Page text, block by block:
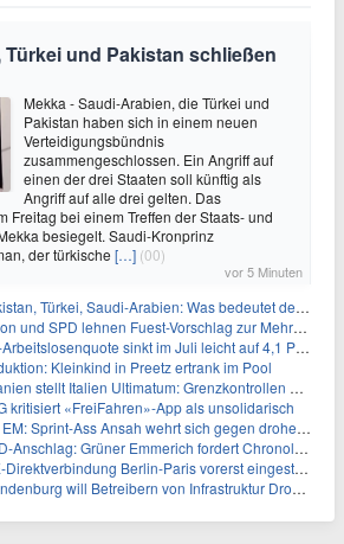
und Pakistan schließen
Mekka - Saudi-Arabien, die Türkei und
Pakistan haben sich in einem neuen
Verteidigungsbündnis
zusammengeschlossen. Ein Angriff auf
einen der drei Staaten soll künftig als
Angriff auf alle drei gelten. Das
Freitag bei einem Treffen der Staats- und
besiegelt. Saudi-Kronprinz
der türkische […] (00)
vor 5 Minuten
Türkei, Saudi-Arabien: Was bedeutet der neue Pakt?
und SPD lehnen Fuest-Vorschlag zur Mehrwertsteuer ab
sinkt im Juli leicht auf 4,1 Prozent
Kleinkind in Preetz ertrank im Pool
stellt Italien Ultimatum: Grenzkontrollen beenden
kritisiert «FreiFahren»-App als unsolidarisch
Sprint-Ass Ansah wehrt sich gegen drohende Sperre
Grüner Emmerich fordert Chronologie von Dobrindt
Direktverbindung Berlin-Paris vorerst eingestellt
will Betreibern von Infrastruktur Drohnenabwehr erlauben